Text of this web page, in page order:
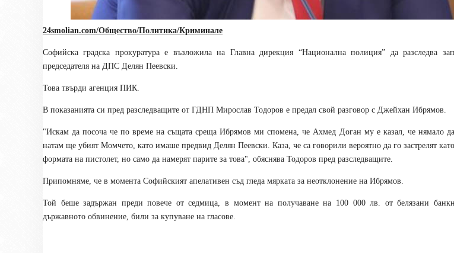
24smolian.com/Общество/Политика/Криминале
Софийска градска прокуратура е възложила на Главна дирекция “Национална полиция” да разследва
председателя на ДПС Делян Пеевски.
Това твърди агенция ПИК.
В показанията си пред разследващите от ГДНП Мирослав Тодоров е предал свой разговор с Джейхан Ибрямов.
"Искам да посоча че по време на същата среща Ибрямов ми спомена, че Ахмед Доган му е казал, че нямало
натам ще убият Момчето, като имаше предвид Делян Пеевски. Каза, че са говорили вероятно да го застрелят
формата на пистолет, но само да намерят парите за това", обяснява Тодоров пред разследващите.
Припомняме, че в момента Софийският апелативен съд гледа мярката за неотклонение на Ибрямов.
Той беше задържан преди повече от седмица, в момент на получаване на 100 000 лв. от белязани
държавното обвинение, били за купуване на гласове.